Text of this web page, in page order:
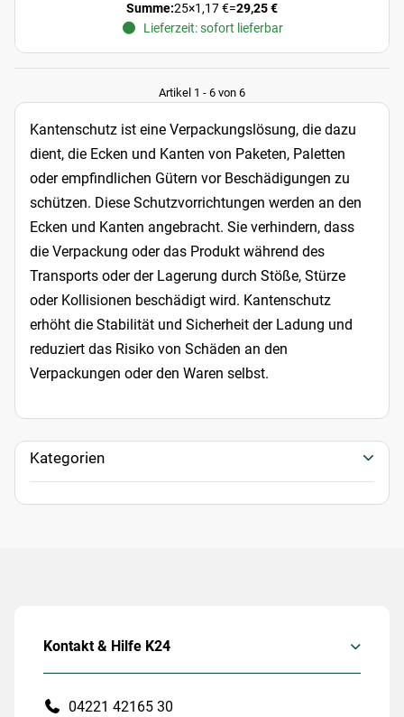
Summe:25×1,17 €=29,25 €
Lieferzeit: sofort lieferbar
Artikel 1 - 6 von 6
Kantenschutz ist eine Verpackungslösung, die dazu
dient, die Ecken und Kanten von Paketen, Paletten
oder empfindlichen Gütern vor Beschädigungen zu
schützen. Diese Schutzvorrichtungen werden an den
Ecken und Kanten angebracht. Sie verhindern, dass
die Verpackung oder das Produkt während des
Transports oder der Lagerung durch Stöße, Stürze
oder Kollisionen beschädigt wird. Kantenschutz
erhöht die Stabilität und Sicherheit der Ladung und
reduziert das Risiko von Schäden an den
Verpackungen oder den Waren selbst.
Kategorien
Kontakt & Hilfe K24
04221 42165 30